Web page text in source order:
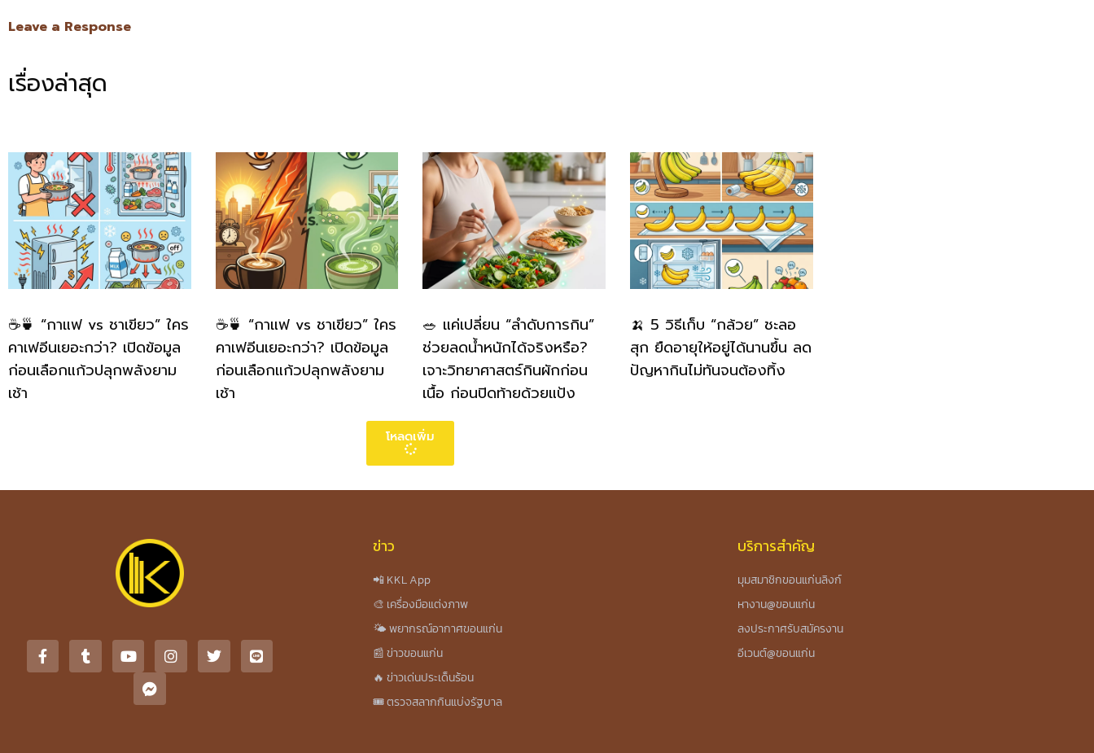
Leave a Response
เรื่องล่าสุด
☕🍵 “กาแฟ vs ชาเขียว” ใคร
คาเฟอีนเยอะกว่า? เปิดข้อมูล
ก่อนเลือกแก้วปลุกพลังยาม
เช้า
☕🍵 “กาแฟ vs ชาเขียว” ใคร
คาเฟอีนเยอะกว่า? เปิดข้อมูล
ก่อนเลือกแก้วปลุกพลังยาม
เช้า
🥗 แค่เปลี่ยน “ลำดับการกิน”
ช่วยลดน้ำหนักได้จริงหรือ?
เจาะวิทยาศาสตร์กินผักก่อน
เนื้อ ก่อนปิดท้ายด้วยแป้ง
🍌 5 วิธีเก็บ “กล้วย” ชะลอ
สุก ยืดอายุให้อยู่ได้นานขึ้น ลด
ปัญหากินไม่ทันจนต้องทิ้ง
โหลดเพิ่ม
ข่าว
📲 KKL App
🎨 เครื่องมือแต่งภาพ
🌤️ พยากรณ์อากาศขอนแก่น
📰 ข่าวขอนแก่น
🔥 ข่าวเด่นประเด็นร้อน
🎟️ ตรวจสลากกินแบ่งรัฐบาล
บริการสำคัญ
มุมสมาชิกขอนแก่นลิงก์
หางาน@ขอนแก่น
ลงประกาศรับสมัครงาน
อีเวนต์@ขอนแก่น